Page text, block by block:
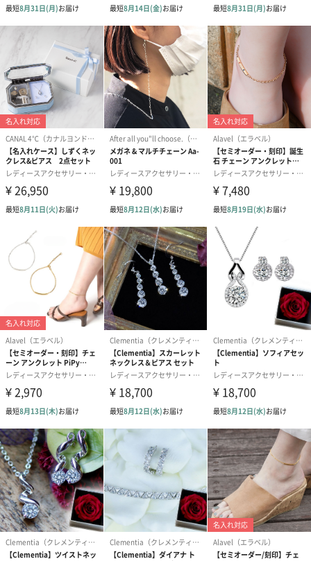
【パープル】
【グリーン】
【ブラウン】
コンパクトミラー文字入れ内容（お名前：英字）
入れたい文字内容（お名前）を英語でご記載ください。
※お名前は最初の一文字を大文字、以降小文字でお書きします。
※お名前以外（例：ブランド名など）で大文字小文字が決まって
いる場合、その旨注記で記載ください。
注記があった場合に限り、ご記載いただいた内容の通りにお書き
します。
※文字位置は端寄せとなります。
キーホルダーの天然石の文字入れカラー
天然石に入れる文字のカラーをお選びください。
文字色：ゴールド or ホワイト
キーホルダーの天然石の文字入れ内容（お名前：英字）